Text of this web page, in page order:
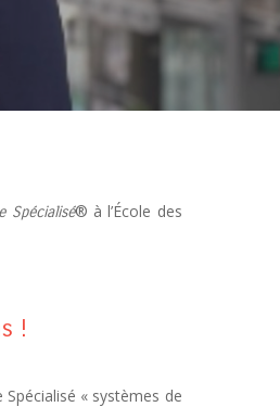
Spécialisé® à l’École des
!
« systèmes de